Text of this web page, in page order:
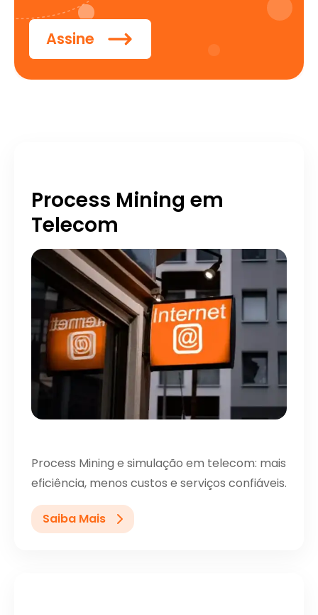
Assine
Process Mining em
Telecom
Process Mining e simulação em telecom: mais
eficiência, menos custos e serviços confiáveis.
Saiba Mais